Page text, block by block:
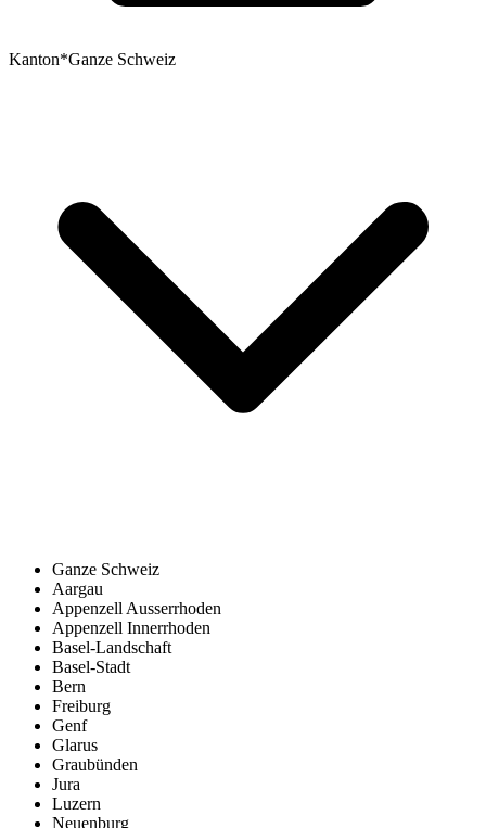
Kanton*Ganze Schweiz
Ganze Schweiz
Aargau
Appenzell Ausserrhoden
Appenzell Innerrhoden
Basel-Landschaft
Basel-Stadt
Bern
Freiburg
Genf
Glarus
Graubünden
Jura
Luzern
Neuenburg